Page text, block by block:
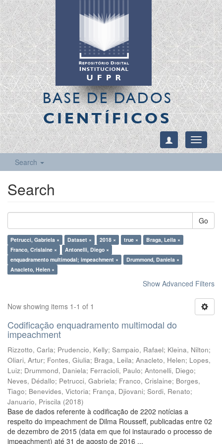
BASE DE DADOS
CIENTÍFICOS
Toggle
Search
Search
Go
Petrucci, Gabriela × Dataset × 2018 × true ×
Braga, Leila ×
Franco, Crislaine ×
Antonelli, Diego ×
enquadramento multimodal; impeachment ×
Drummond, Daniela ×
Anacleto, Helen ×
Show Advanced Filters
Now showing items 1-1 of 1
Codificação enquadramento multimodal do
impeachment
Rizzotto, Carla; Prudencio, Kelly; Sampaio, Rafael; Kleina, Nilton;
Oliari, Artur; Fontes, Giulia; Braga, Leila; Anacleto, Helen; Lopes,
Luiz; Drummond, Daniela; Ferracioli, Paulo; Antonelli, Diego;
Neves, Dédallo; Petrucci, Gabriela; Franco, Crislaine; Borges,
Tiago; Benevides, Victoria; França, Djiovani; Sordi, Renato;
Januario, Priscila (2018)
Base de dados referente à codificação de 2202 notícias a
respeito do impeachment de Dilma Rousseff, publicadas entre 02
de dezembro de 2015 (data em que foi instaurado o processo de
impeachment) até 31 de agosto de 2016 ...